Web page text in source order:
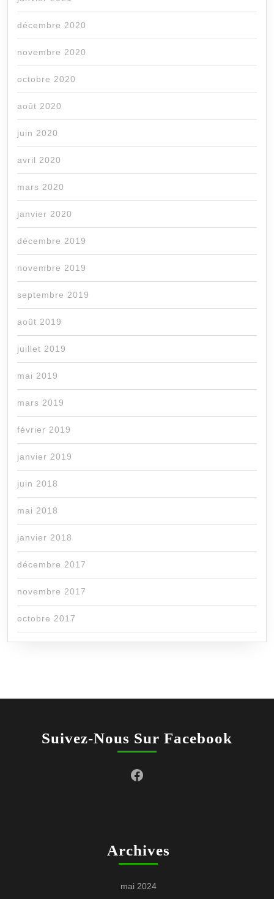
décembre 2020
novembre 2020
octobre 2020
août 2020
juin 2020
avril 2020
mars 2020
janvier 2020
décembre 2019
novembre 2019
septembre 2019
août 2019
juillet 2019
mai 2019
mars 2019
février 2019
janvier 2019
juin 2018
mai 2018
janvier 2018
décembre 2017
novembre 2017
octobre 2017
Suivez-Nous Sur Facebook
Facebook
Archives
mai 2024